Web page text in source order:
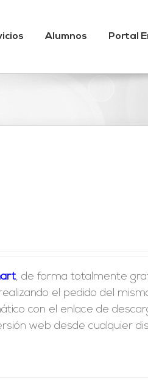
Alumnos Portal
, de forma totalmente
el pedido del
con el enlace de
web desde cualquier